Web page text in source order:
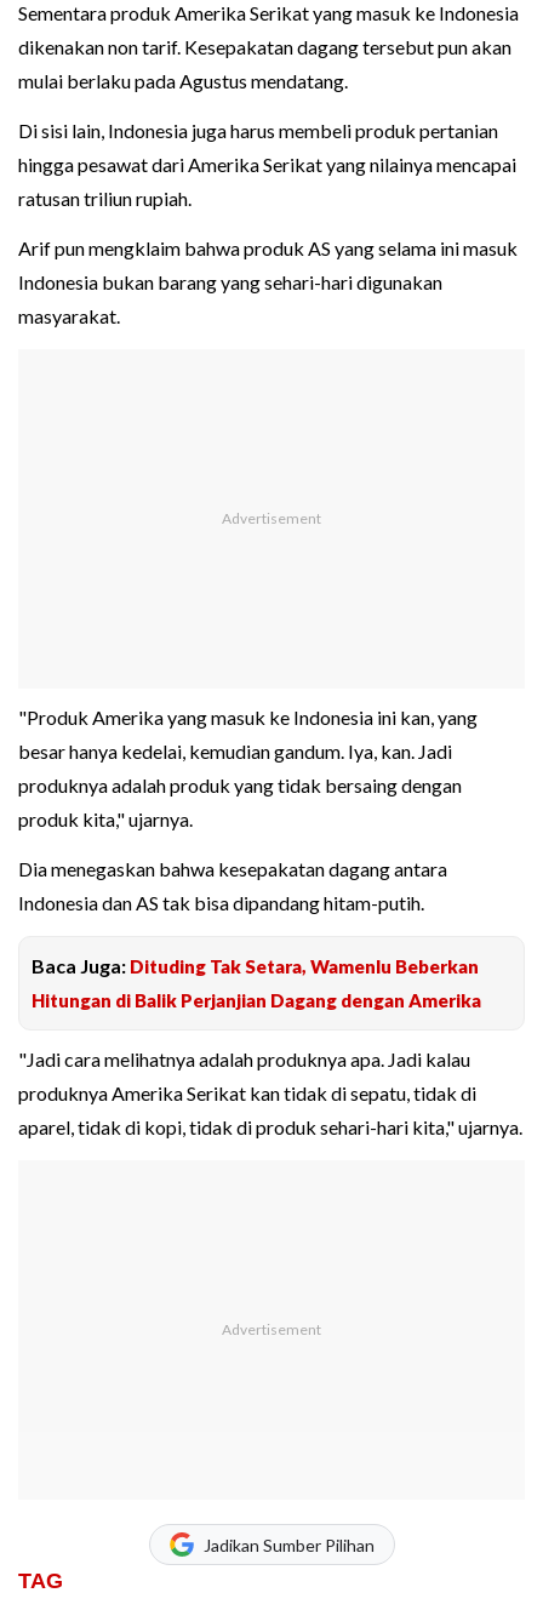
Sementara produk Amerika Serikat yang masuk ke Indonesia
dikenakan non tarif. Kesepakatan dagang tersebut pun akan
mulai berlaku pada Agustus mendatang.
Di sisi lain, Indonesia juga harus membeli produk pertanian
hingga pesawat dari Amerika Serikat yang nilainya mencapai
ratusan triliun rupiah.
Arif pun mengklaim bahwa produk AS yang selama ini masuk
Indonesia bukan barang yang sehari-hari digunakan
masyarakat.
"Produk Amerika yang masuk ke Indonesia ini kan, yang
besar hanya kedelai, kemudian gandum. Iya, kan. Jadi
produknya adalah produk yang tidak bersaing dengan
produk kita," ujarnya.
Dia menegaskan bahwa kesepakatan dagang antara
Indonesia dan AS tak bisa dipandang hitam-putih.
Baca Juga: Dituding Tak Setara, Wamenlu Beberkan
Hitungan di Balik Perjanjian Dagang dengan Amerika
"Jadi cara melihatnya adalah produknya apa. Jadi kalau
produknya Amerika Serikat kan tidak di sepatu, tidak di
aparel, tidak di kopi, tidak di produk sehari-hari kita," ujarnya.
Jadikan Sumber Pilihan
TAG